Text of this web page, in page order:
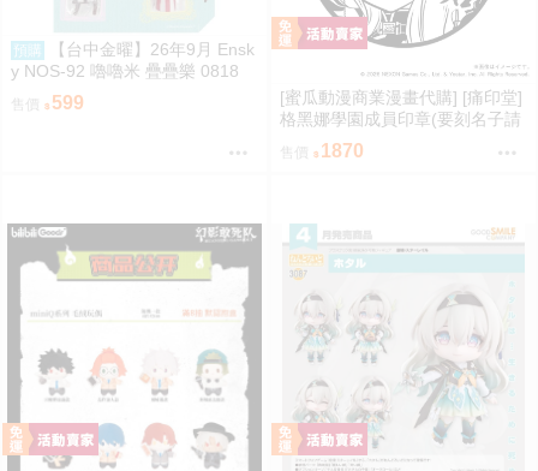
預購
【台中金曜】26年9月 Ensk
y NOS-92 嚕嚕米 疊疊樂 0818
售價 599
[蜜瓜動漫商業漫畫代購] [痛印堂]
格黑娜學園成員印章(要刻名子請
下單備註)(預約至8/28)(12月預
約)(蔚藍檔案)
售價 1870